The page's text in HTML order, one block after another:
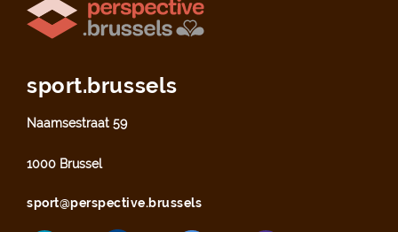
sport.brussels
Naamsestraat 59
1000 Brussel
sport@perspective.brussels